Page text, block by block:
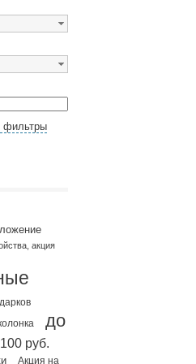
книжки
книжки
фильтры
акция
до
руб.
Акция на